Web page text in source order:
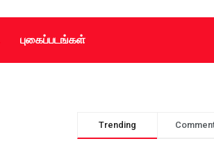
புகைப்படங்கள்
Trending